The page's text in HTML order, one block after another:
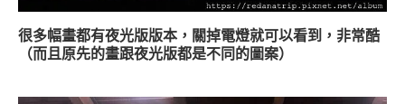
很多幅畫都有夜光版版本，關掉電燈就可以看到，非常酷
（而且原先的畫跟夜光版都是不同的圖案）